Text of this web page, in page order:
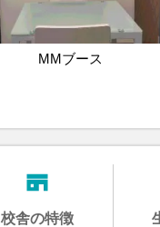
MMブース
校舎の特徴